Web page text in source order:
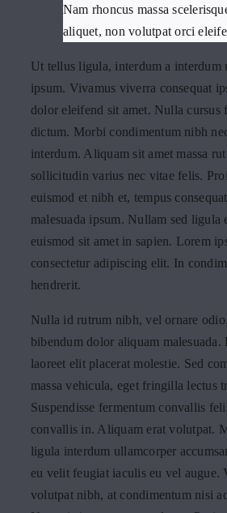
Nam rhoncus massa
aliquet, non volutpat orci
Ut tellus ligula, interdum a interdum
ipsum. Vivamus viverra consequat
dolor eleifend sit amet. Nulla cursus
dictum. Morbi condimentum nibh
interdum. Aliquam sit amet massa
sollicitudin varius nec vitae felis.
euismod et nibh et, tempus
malesuada ipsum. Nullam sed ligula
euismod sit amet in sapien. Lorem
consectetur adipiscing elit. In
hendrerit.
Nulla id rutrum nibh, vel ornare
bibendum dolor aliquam malesuada.
laoreet elit placerat molestie. Sed
massa vehicula, eget fringilla lectus
Suspendisse fermentum convallis
convallis in. Aliquam erat volutpat.
ligula interdum ullamcorper
eu velit feugiat iaculis eu vel augue.
volutpat nibh, at condimentum nisi